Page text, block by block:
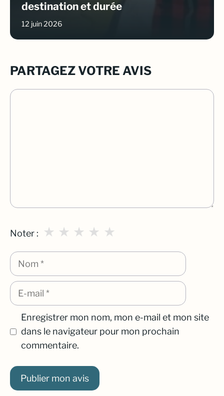
destination et durée
12 juin 2026
PARTAGEZ VOTRE AVIS
Commentaire
Noter : ★
★
★
★
★
Nom
E-
mail
Enregistrer mon nom, mon e-mail et mon site
dans le navigateur pour mon prochain
commentaire.